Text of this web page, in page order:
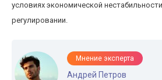
условиях экономической
регулировании.
Мнение эксперта
Андрей Петров